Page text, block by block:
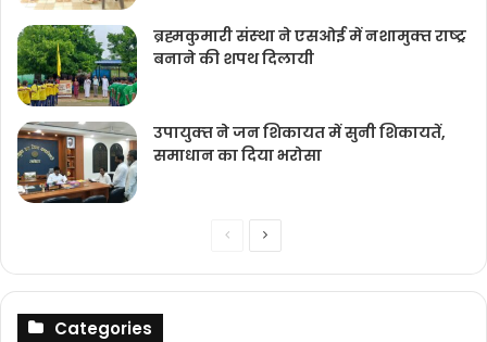
ब्रह्मकुमारी संस्‍था ने एसओई में नशामुक्‍त राष्‍ट्र
बनाने की शपथ दिलायी
उपायुक्‍त ने जन शिकायत में सुनी शिकायतें,
समाधान का दिया भरोसा
PreviousNext
Categories